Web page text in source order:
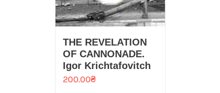
THE REVELATION
OF CANNONADE.
Igor Kriсhtafovitch
200.00₴